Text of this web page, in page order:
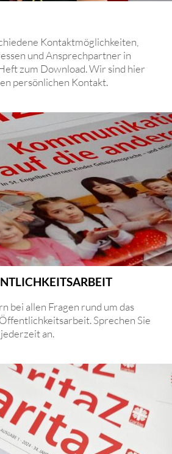
Kontaktmöglichkeiten,
und Ansprechpartner in
zum Download. Wir sind hier
persönlichen Kontakt.
bei allen Fragen rund um das
Sprechen Sie
an.